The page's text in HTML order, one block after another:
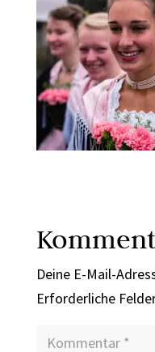
Deine E-Mail-
Erforderliche